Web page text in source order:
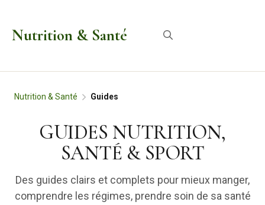
Nutrition & Santé
Nutrition & Santé Guides
GUIDES NUTRITION,
SANTÉ & SPORT
Des guides clairs et complets pour mieux manger,
comprendre les régimes, prendre soin de sa santé